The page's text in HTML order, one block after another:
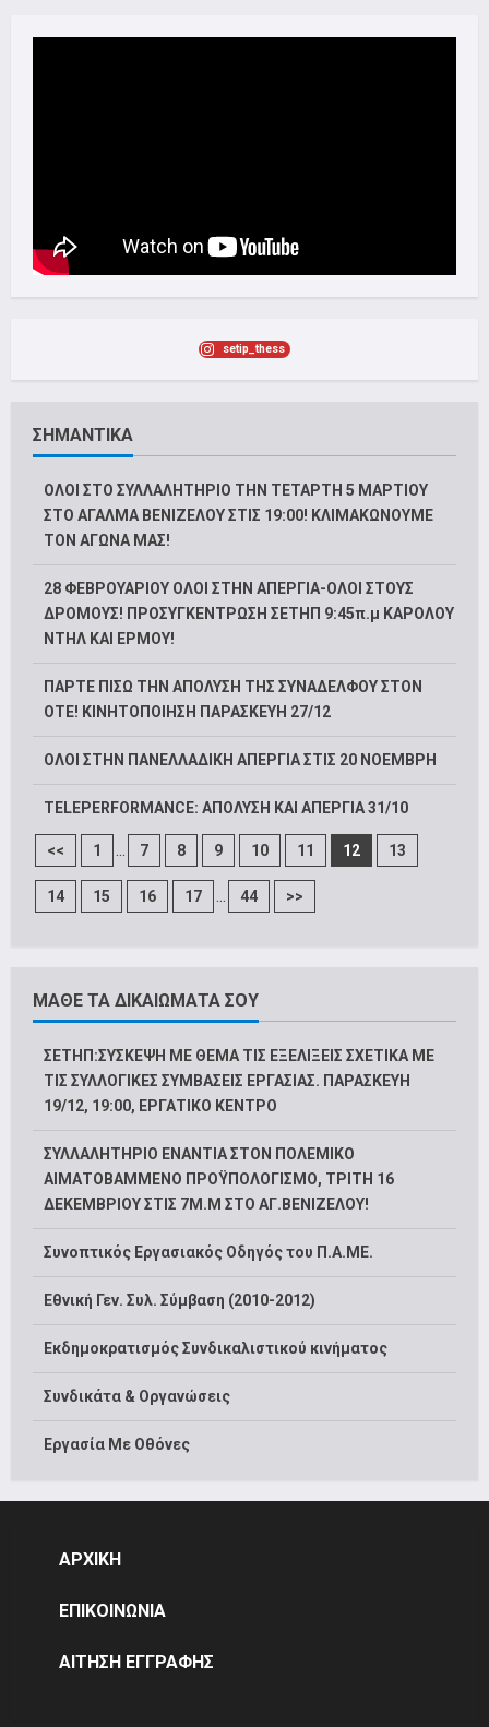
setip_thess
ΣΗΜΑΝΤΙΚΑ
ΟΛΟΙ ΣΤΟ ΣΥΛΛΑΛΗΤΗΡΙΟ ΤΗΝ ΤΕΤΑΡΤΗ 5 ΜΑΡΤΙΟΥ
ΣΤΟ ΑΓΑΛΜΑ ΒΕΝΙΖΕΛΟΥ ΣΤΙΣ 19:00! ΚΛΙΜΑΚΩΝΟΥΜΕ
ΤΟΝ ΑΓΩΝΑ ΜΑΣ!
28 ΦΕΒΡΟΥΑΡΙΟΥ ΟΛΟΙ ΣΤΗΝ ΑΠΕΡΓΙΑ-ΟΛΟΙ ΣΤΟΥΣ
ΔΡΟΜΟΥΣ! ΠΡΟΣΥΓΚΕΝΤΡΩΣΗ ΣΕΤΗΠ 9:45π.μ ΚΑΡΟΛΟΥ
ΝΤΗΛ ΚΑΙ ΕΡΜΟΥ!
ΠΑΡΤΕ ΠΙΣΩ ΤΗΝ ΑΠΟΛΥΣΗ ΤΗΣ ΣΥΝΑΔΕΛΦΟΥ ΣΤΟΝ
ΟΤΕ! ΚΙΝΗΤΟΠΟΙΗΣΗ ΠΑΡΑΣΚΕΥΗ 27/12
ΟΛΟΙ ΣΤΗΝ ΠΑΝΕΛΛΑΔΙΚΗ ΑΠΕΡΓΙΑ ΣΤΙΣ 20 ΝΟΕΜΒΡΗ
TELEPERFORMANCE: ΑΠΟΛΥΣΗ ΚΑΙ ΑΠΕΡΓΙΑ 31/10
<< 1 ... 7 8 9 10 11 12 13
14 15 16 17 ... 44 >>
ΜΑΘΕ ΤΑ ΔΙΚΑΙΩΜΑΤΑ ΣΟΥ
ΣΕΤΗΠ:ΣΥΣΚΕΨΗ ΜΕ ΘΕΜΑ ΤΙΣ ΕΞΕΛΙΞΕΙΣ ΣΧΕΤΙΚΑ ΜΕ
ΤΙΣ ΣΥΛΛΟΓΙΚΕΣ ΣΥΜΒΑΣΕΙΣ ΕΡΓΑΣΙΑΣ. ΠΑΡΑΣΚΕΥΗ
19/12, 19:00, ΕΡΓΑΤΙΚΟ ΚΕΝΤΡΟ
ΣΥΛΛΑΛΗΤΗΡΙΟ ΕΝΑΝΤΙΑ ΣΤΟΝ ΠΟΛΕΜΙΚΟ
ΑΙΜΑΤΟΒΑΜΜΕΝΟ ΠΡΟΫΠΟΛΟΓΙΣΜΟ, ΤΡΙΤΗ 16
ΔΕΚΕΜΒΡΙΟΥ ΣΤΙΣ 7Μ.Μ ΣΤΟ ΑΓ.ΒΕΝΙΖΕΛΟΥ!
Συνοπτικός Εργασιακός Οδηγός του Π.Α.ΜΕ.
Εθνική Γεν. Συλ. Σύμβαση (2010-2012)
Εκδημοκρατισμός Συνδικαλιστικού κινήματος
Συνδικάτα & Οργανώσεις
Εργασία Με Οθόνες
ΑΡΧΙΚΗ
ΕΠΙΚΟΙΝΩΝΙΑ
ΑΙΤΗΣΗ ΕΓΓΡΑΦΗΣ